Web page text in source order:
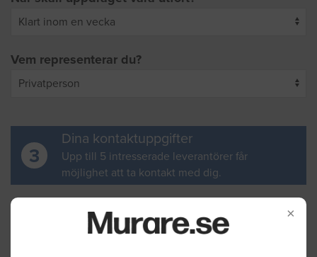
×
Vem representerar du?
3
Dina kontaktuppgifter
Upp till 5 intresserade leverantörer får
möjlighet att ta kontakt med dig.
Ditt för- och efternamn